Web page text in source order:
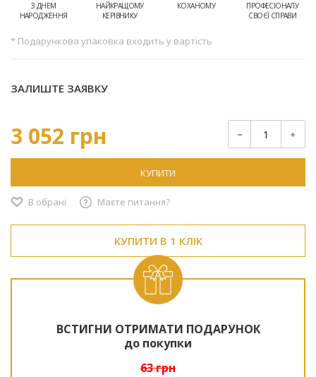
З ДНЕМ
НАРОДЖЕННЯ
НАЙКРАЩОМУ
КЕРІВНИКУ
КОХАНОМУ
ПРОФЕСІОНАЛУ
СВОЄЇ СПРАВИ
* Подарункова упаковка входить у вартість
ЗАЛИШТЕ ЗАЯВКУ
3 052 грн
КУПИТИ
В обрані Маєте питання?
КУПИТИ В 1 КЛІК
ВСТИГНИ ОТРИМАТИ ПОДАРУНОК
до покупки
63 грн